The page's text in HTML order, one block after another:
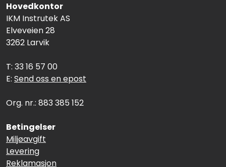
Hovedkontor
IKM Instrutek AS
Elveveien 28
3262 Larvik
T: 33 16 57 00
E: Send oss en epost
Org. nr.: 883 385 152
Betingelser
Miljøavgift
Levering
Reklamasjon